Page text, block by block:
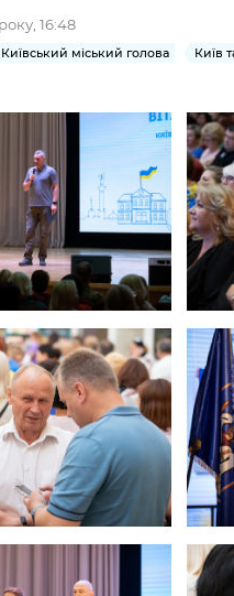
та розпорядження
розпоряджень, що
на погодженні
довідки
Лікарні
Освіта
заклади
Дороги,
парковки
16:48
Київський міський голова Київ